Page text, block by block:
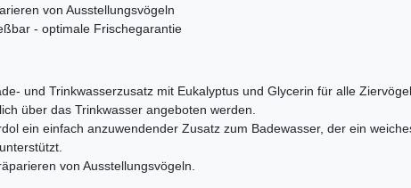
von Ausstellungsvögeln
- optimale Frischegarantie
und Trinkwasserzusatz mit Eukalyptus und Glycerin für alle
über das Trinkwasser angeboten werden.
ein einfach anzuwendender Zusatz zum Badewasser, der ein
von Ausstellungsvögeln.